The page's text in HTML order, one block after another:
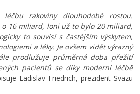
léčbu rakoviny dlouhodobě rostou.
o 16 miliard, loni už to bylo 20 miliard,
to souvisí s častějším výskytem,
a léky. Je ovšem vidět výrazný
prodlužuje průměrná doba přežití
pacientů se díky moderní léčbě
Ladislav Friedrich, prezident Svazu